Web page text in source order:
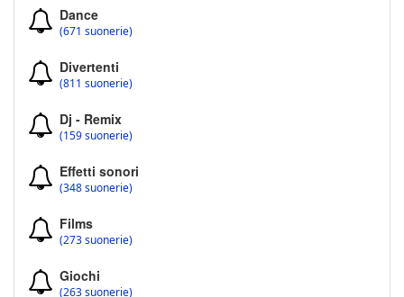
Dance
(671 suonerie)
Divertenti
(811 suonerie)
Dj - Remix
(159 suonerie)
Effetti sonori
(348 suonerie)
Films
(273 suonerie)
Giochi
(263 suonerie)